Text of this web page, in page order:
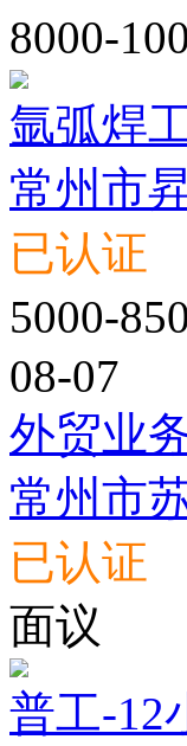
8000-
氩弧焊
常州市
已认证
5000-
08-07
外贸业
常州市
已认证
面议
普工-12